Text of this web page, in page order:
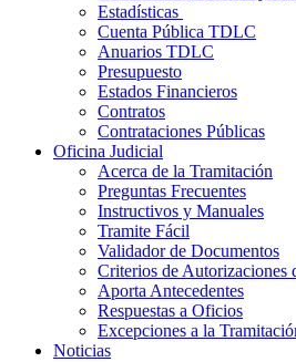
Estadísticas
Cuenta Pública TDLC
Anuarios TDLC
Presupuesto
Estados Financieros
Contratos
Contrataciones Públicas
Oficina Judicial
Acerca de la Tramitación
Preguntas Frecuentes
Instructivos y Manuales
Tramite Fácil
Validador de Documentos
Criterios de Autorizaciones
Aporta Antecedentes
Respuestas a Oficios
Excepciones a la
Noticias